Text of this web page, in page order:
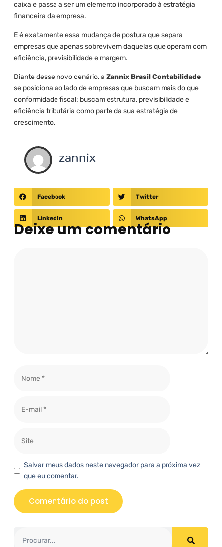
caixa e passa a ser um elemento incorporado à estratégia
financeira da empresa.
E é exatamente essa mudança de postura que separa
empresas que apenas sobrevivem daquelas que operam com
eficiência, previsibilidade e margem.
Diante desse novo cenário, a Zannix Brasil Contabilidade
se posiciona ao lado de empresas que buscam mais do que
conformidade fiscal: buscam estrutura, previsibilidade e
eficiência tributária como parte da sua estratégia de
crescimento.
zannix
Facebook Twitter
LinkedIn WhatsApp
Deixe um comentário
Salvar meus dados neste navegador para a próxima vez
que eu comentar.